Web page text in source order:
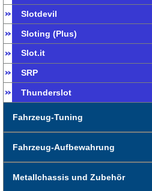
Slotdevil
Sloting (Plus)
Slot.it
SRP
Thunderslot
Fahrzeug-Tuning
Fahrzeug-Aufbewahrung
Metallchassis und Zubehör